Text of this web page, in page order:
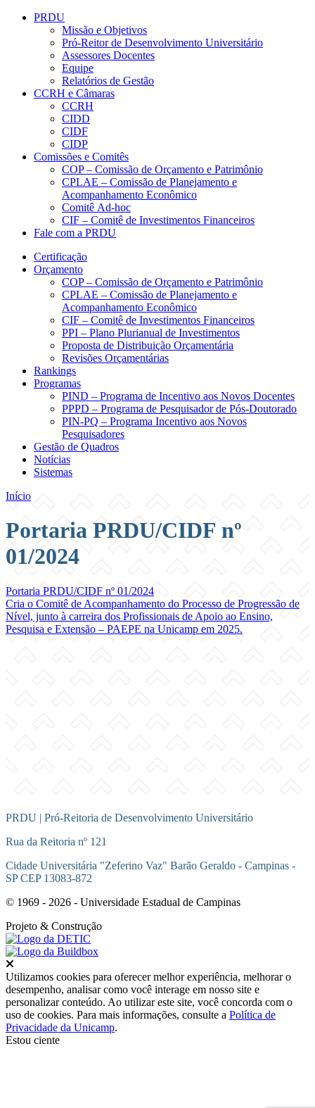
PRDU
Missão e Objetivos
Pró-Reitor de Desenvolvimento Universitário
Assessores Docentes
Equipe
Relatórios de Gestão
CCRH e Câmaras
CCRH
CIDD
CIDF
CIDP
Comissões e Comitês
COP – Comissão de Orçamento e Patrimônio
CPLAE – Comissão de Planejamento e
Acompanhamento Econômico
Comitê Ad-hoc
CIF – Comitê de Investimentos Financeiros
Fale com a PRDU
Certificação
Orçamento
COP – Comissão de Orçamento e Patrimônio
CPLAE – Comissão de Planejamento e
Acompanhamento Econômico
CIF – Comitê de Investimentos Financeiros
PPI – Plano Plurianual de Investimentos
Proposta de Distribuição Orçamentária
Revisões Orçamentárias
Rankings
Programas
PIND – Programa de Incentivo aos Novos Docentes
PPPD – Programa de Pesquisador de Pós-Doutorado
PIN-PQ – Programa Incentivo aos Novos
Pesquisadores
Gestão de Quadros
Notícias
Sistemas
Início
Portaria PRDU/CIDF nº
01/2024
Portaria PRDU/CIDF nº 01/2024
Cria o Comitê de Acompanhamento do Processo de Progressão de
Nível, junto à carreira dos Profissionais de Apoio ao Ensino,
Pesquisa e Extensão – PAEPE na Unicamp em 2025.
PRDU | Pró-Reitoria de Desenvolvimento Universitário
Rua da Reitoria nº 121
Cidade Universitária "Zeferino Vaz" Barão Geraldo - Campinas -
SP CEP 13083-872
© 1969 - 2026 - Universidade Estadual de Campinas
Projeto & Construção
Utilizamos cookies para oferecer melhor experiência, melhorar o
desempenho, analisar como você interage em nosso site e
personalizar conteúdo. Ao utilizar este site, você concorda com o
uso de cookies. Para mais informações, consulte a Política de
Privacidade da Unicamp.
Estou ciente